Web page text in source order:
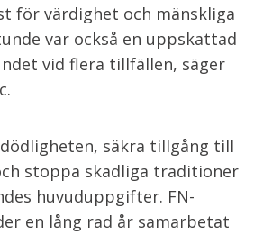
för värdighet och mänskliga
var också en uppskattad
vid flera tillfällen, säger
säkra tillgång till
stoppa skadliga traditioner
huvuduppgifter. FN-
en lång rad år samarbetat